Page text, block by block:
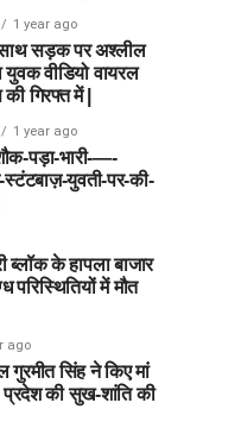
1 year ago
सड़क पर अश्लील
वीडियो वायरल
गिरफ्त में |
1 year ago
पड़ा-भारी-—-
युवती-पर-की-
ब्लॉक के हापला बाजार
परिस्थितियों में मौत
ago
गुरमीत सिंह ने किए मां
प्रदेश की सुख-शांति की